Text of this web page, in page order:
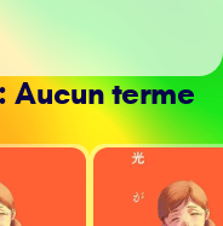
Aucun terme